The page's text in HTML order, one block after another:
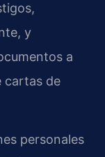
y
a
cartas de
personales